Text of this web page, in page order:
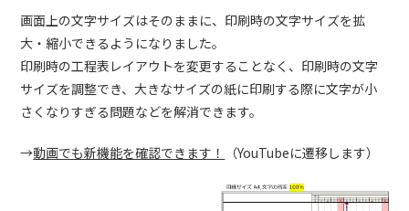
画面上の文字サイズはそのままに、印刷時の文字サイズを拡
大・縮小できるようになりました。
印刷時の工程表レイアウトを変更することなく、印刷時の文字
サイズを調整でき、大きなサイズの紙に印刷する際に文字が小
さくなりすぎる問題などを解消できます。
→動画でも新機能を確認できます！ （YouTubeに遷移します）